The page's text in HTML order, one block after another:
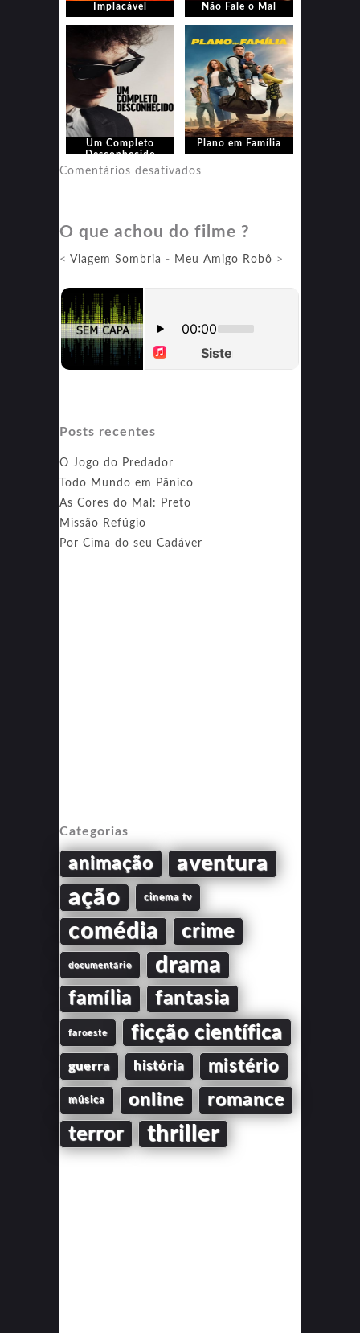
Implacável Não Fale o Mal
Um Completo
Desconhecido
Plano em Família
Comentários desativados
Família
O que achou do filme ?
< Viagem Sombria - Meu Amigo Robô >
Posts recentes
O Jogo do Predador
Todo Mundo em Pânico
As Cores do Mal: Preto
Missão Refúgio
Por Cima do seu Cadáver
Categorias
animação aventura
ação cinema tv
comédia crime
documentário drama
família fantasia
faroeste ficção científica
guerra história mistério
música online romance
terror thriller